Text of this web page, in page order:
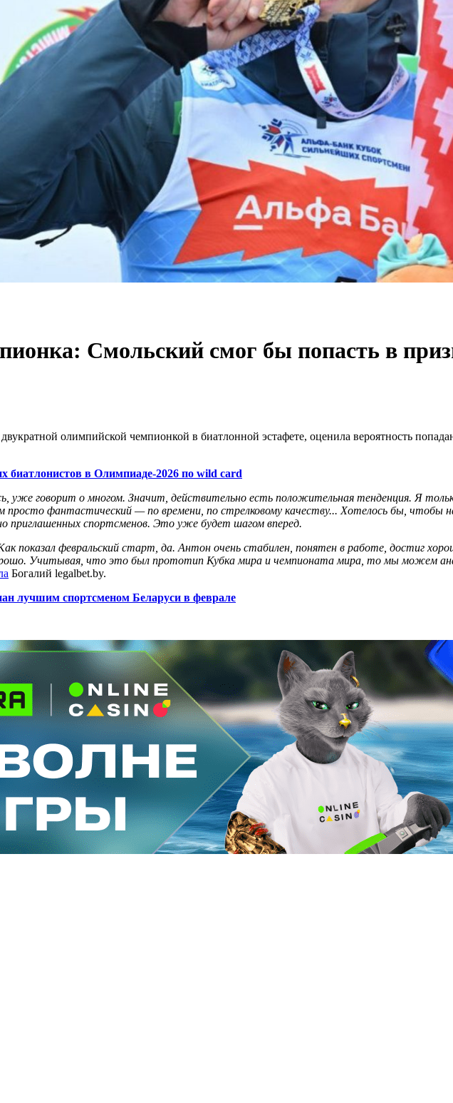
Смольский смог бы попасть в
олимпийской чемпионкой в биатлонной эстафете, оценила вероятность
биатлонистов в Олимпиаде-2026 по wild card
уже говорит о многом. Значит, действительно есть положительная тенденция. Я
просто фантастический — по времени, по стрелковому качеству... Хотелось бы,
приглашенных спортсменов. Это уже будет шагом вперед.
показал февральский старт, да. Антон очень стабилен, понятен в работе, достиг
Учитывая, что это был прототип Кубка мира и чемпионата мира, то мы можем
Богалий legalbet.by.
лучшим спортсменом Беларуси в феврале